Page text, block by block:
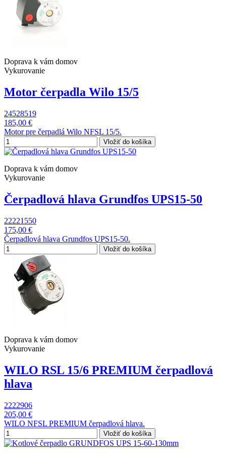
Doprava k vám domov
Vykurovanie
Motor čerpadla Wilo 15/5
24528519
185,00 €
Motor pre čerpadlá Wilo NFSL 15/5.
Vložiť do košíka
Doprava k vám domov
Vykurovanie
Čerpadlová hlava Grundfos UPS15-50
22221550
175,00 €
Čerpadlová hlava Grundfos UPS15-50.
Vložiť do košíka
Doprava k vám domov
Vykurovanie
WILO RSL 15/6 PREMIUM čerpadlová
hlava
2222906
205,00 €
WILO NFSL PREMIUM čerpadlová hlava.
Vložiť do košíka